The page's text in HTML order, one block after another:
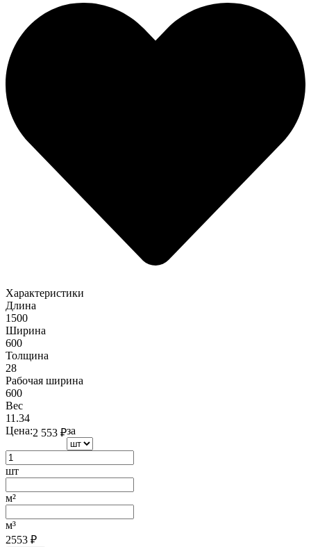
Характеристики
Длина
1500
Ширина
600
Толщина
28
Рабочая ширина
600
Вес
11.34
Цена:2 553 ₽за
шт
м²
м³
2553 ₽